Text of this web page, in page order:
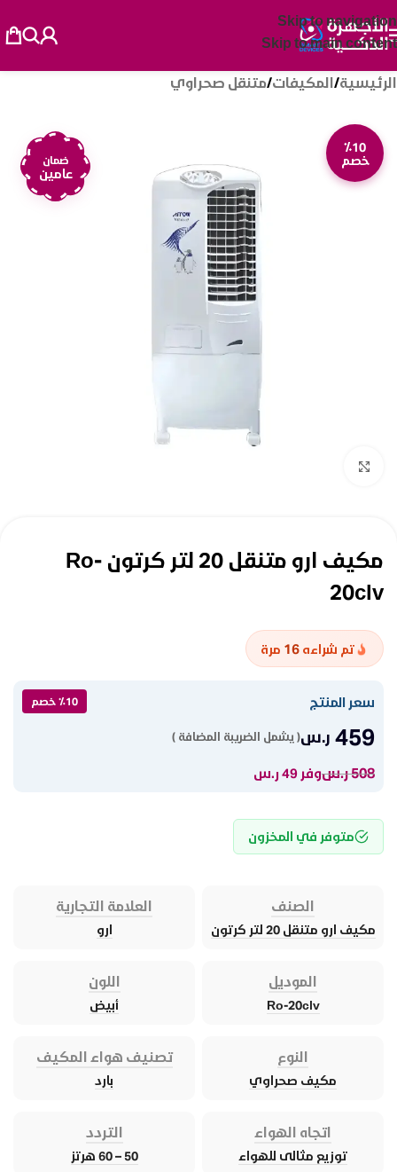
Skip to navigation
Skip to main content
الرئيسية/المكيفات/متنقل صحراوي
٪10
خصم
ضمان
عامين
مكيف ارو متنقل 20 لتر كرتون Ro-
20clv
تم شراءه 16 مرة
سعر المنتج ٪10 خصم
459 ر.س( يشمل الضريبة المضافة )
508ر.سوفر 49 ر.س
متوفر في المخزون
الصنف
مكيف ارو متنقل 20 لتر كرتون
العلامة التجارية
ارو
الموديل
Ro-20clv
اللون
أبيض
النوع
مكيف صحراوي
تصنيف هواء المكيف
بارد
اتجاه الهواء
توزيع مثالى للهواء
التردد
50 – 60 هرتز